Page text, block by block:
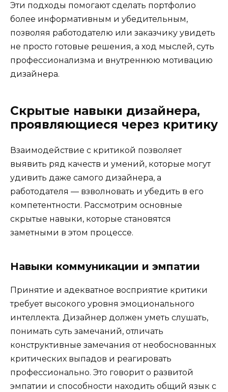
Эти подходы помогают сделать портфолио
более информативным и убедительным,
позволяя работодателю или заказчику увидеть
не просто готовые решения, а ход мыслей, суть
профессионализма и внутреннюю мотивацию
дизайнера.
Скрытые навыки дизайнера,
проявляющиеся через критику
Взаимодействие с критикой позволяет
выявить ряд качеств и умений, которые могут
удивить даже самого дизайнера, а
работодателя — взволновать и убедить в его
компетентности. Рассмотрим основные
скрытые навыки, которые становятся
заметными в этом процессе.
Навыки коммуникации и эмпатии
Принятие и адекватное восприятие критики
требует высокого уровня эмоционального
интеллекта. Дизайнер должен уметь слушать,
понимать суть замечаний, отличать
конструктивные замечания от необоснованных
критических выпадов и реагировать
профессионально. Это говорит о развитой
эмпатии и способности находить общий язык с